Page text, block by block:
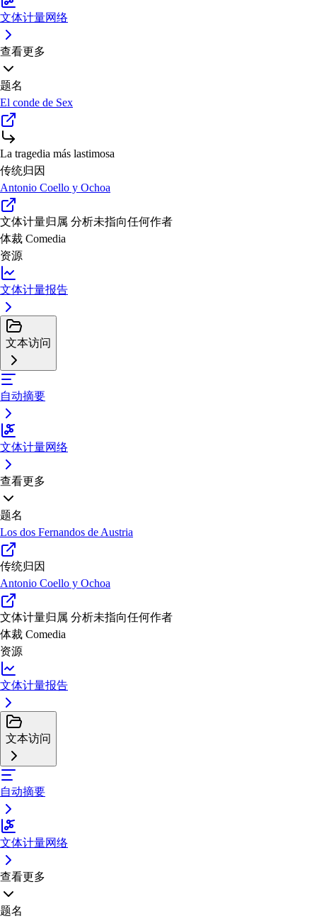
文体计量网络
查看更多
题名
El conde de Sex
La tragedia más lastimosa
传统归因
Antonio Coello y Ochoa
文体计量归属 分析未指向任何作者
体裁 Comedia
资源
文体计量报告
文本访问
自动摘要
文体计量网络
查看更多
题名
Los dos Fernandos de Austria
传统归因
Antonio Coello y Ochoa
文体计量归属 分析未指向任何作者
体裁 Comedia
资源
文体计量报告
文本访问
自动摘要
文体计量网络
查看更多
题名